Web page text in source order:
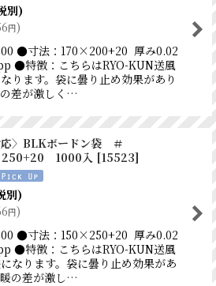
別)
円)
●寸法：170×200+20 厚み0.02
●特徴：こちらはRYO-KUN送風
ります。袋に曇り止め効果があり
差が激しく…
応〉BLKボードン袋 ＃
1000入 [15523]
別)
円)
●寸法：150×250+20 厚み0.02
●特徴：こちらはRYO-KUN送風
なります。袋に曇り止め効果があ
暖の差が激し…